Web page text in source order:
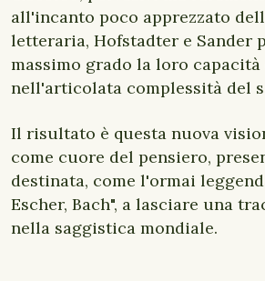
all'incanto poco apprezzato
letteraria, Hofstadter e Sander
massimo grado la loro
nell'articolata complessità del
Il risultato è questa nuova
come cuore del pensiero,
destinata, come l'ormai
Escher, Bach", a lasciare una
nella saggistica mondiale.